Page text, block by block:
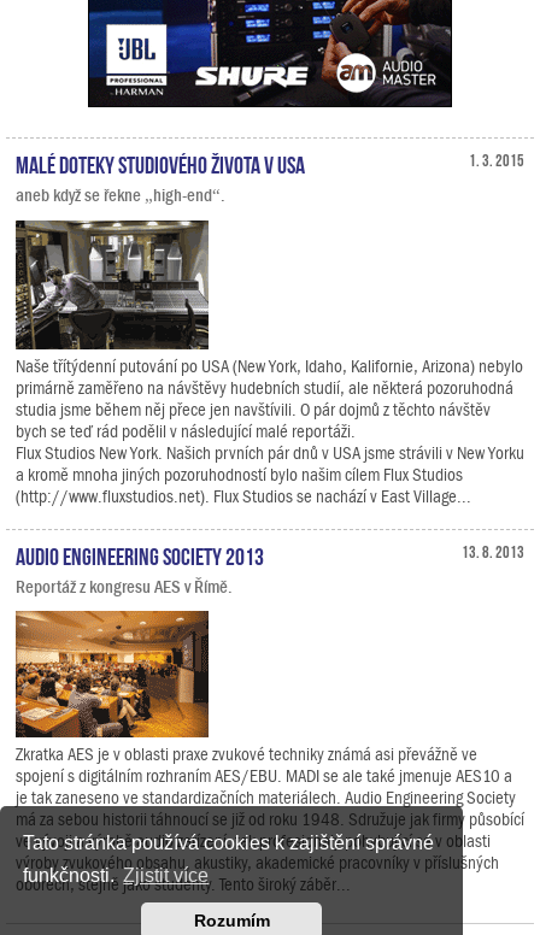
Tato stránka používá cookies k zajištění správné
funkčnosti. Zjistit více
Rozumím
1. 3. 2015
Malé doteky studiového života v USA
aneb když se řekne „high-end“.
Naše třítýdenní putování po USA (New York, Idaho, Kalifornie, Arizona) nebylo
primárně zaměřeno na návštěvy hudebních studií, ale některá pozoruhodná
studia jsme během něj přece jen navštívili. O pár dojmů z těchto návštěv
bych se teď rád podělil v následující malé reportáži.
Flux Studios New York. Našich prvních pár dnů v USA jsme strávili v New Yorku
a kromě mnoha jiných pozoruhodností bylo našim cílem Flux Studios
(http://www.fluxstudios.net). Flux Studios se nachází v East Village...
13. 8. 2013
Audio Engineering Society 2013
Reportáž z kongresu AES v Římě.
Zkratka AES je v oblasti praxe zvukové techniky známá asi převážně ve
spojení s digitálním rozhraním AES/EBU. MADI se ale také jmenuje AES10 a
je tak zaneseno ve standardizačních materiálech. Audio Engineering Society
má za sebou historii táhnoucí se již od roku 1948. Sdružuje jak firmy působící
ve vývoji a výrobě audio zařízení, tak profesionály pohybující se v oblasti
výroby zvukového obsahu, akustiky, akademické pracovníky v příslušných
oborech, stejně jako studenty. Tento široký záběr...